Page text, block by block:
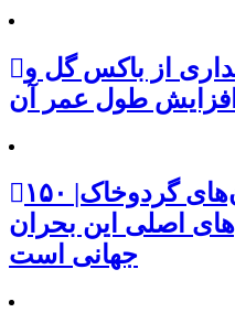
از باکس گل و
افزایش طول عمر آن
۱۵۰ کشور درگیر توفان‌های گردوخاک|
اصلی این بحران
جهانی است